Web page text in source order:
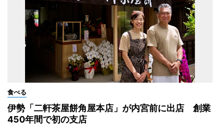
食べる
伊勢「二軒茶屋餅角屋本店」が内宮前に出店 創業
450年間で初の支店